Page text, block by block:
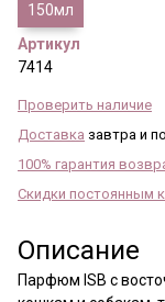
150мл
Артикул
7414
Проверить наличие
Доставка завтра и
100% гарантия
Скидки постоянным
Описание
Парфюм ISB с